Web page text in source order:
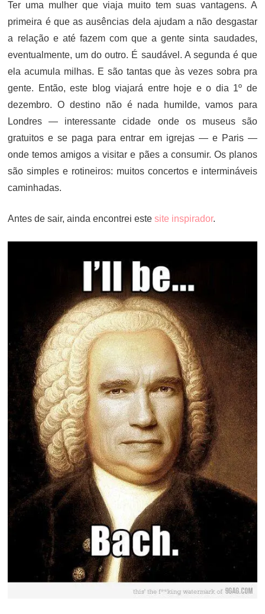
Ter uma mulher que viaja muito tem suas vantagens. A
primeira é que as ausências dela ajudam a não desgastar
a relação e até fazem com que a gente sinta saudades,
eventualmente, um do outro. É saudável. A segunda é que
ela acumula milhas. E são tantas que às vezes sobra pra
gente. Então, este blog viajará entre hoje e o dia 1º de
dezembro. O destino não é nada humilde, vamos para
Londres — interessante cidade onde os museus são
gratuitos e se paga para entrar em igrejas — e Paris —
onde temos amigos a visitar e pães a consumir. Os planos
são simples e rotineiros: muitos concertos e intermináveis
caminhadas.
Antes de sair, ainda encontrei estesite inspirador.